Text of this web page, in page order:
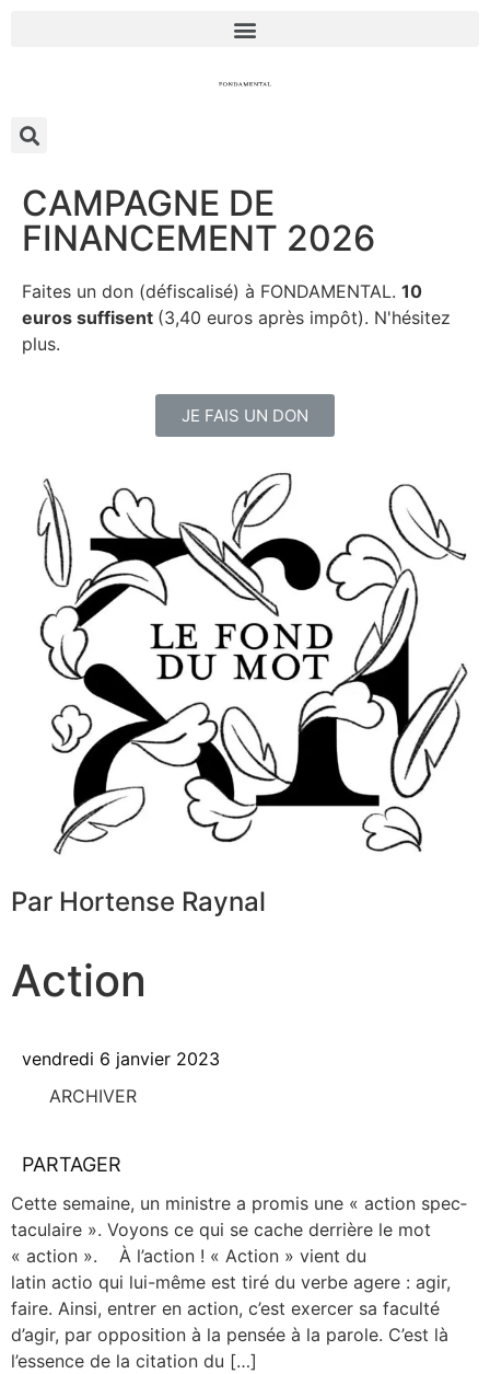
CAMPAGNE DE
FINANCEMENT 2026
Faites un don (défiscalisé) à FONDAMENTAL. 10
euros suffisent (3,40 euros après impôt). N'hésitez
plus.
JE FAIS UN DON
Par Hortense Raynal
Action
vendredi 6 janvier 2023
ARCHIVER
PARTAGER
Cette semaine, un ministre a pro­mis une « action spec­
ta­cu­laire ». Voyons ce qui se cache der­rière le mot
« action ». À l’action ! « Action » vient du
latin actio qui lui-même est tiré du verbe agere : agir,
faire. Ain­si, entrer en action, c’est exer­cer sa facul­té
d’agir, par oppo­si­tion à la pen­sée à la parole. C’est là
l’essence de la cita­tion du […]